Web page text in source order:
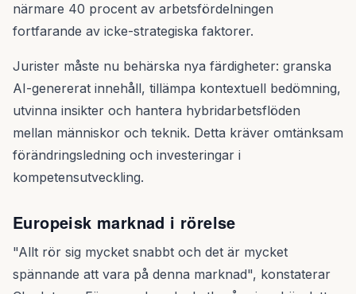
närmare 40 procent av arbetsfördelningen
fortfarande av icke-strategiska faktorer.
Jurister måste nu behärska nya färdigheter: granska
AI-genererat innehåll, tillämpa kontextuell bedömning,
utvinna insikter och hantera hybridarbetsflöden
mellan människor och teknik. Detta kräver omtänksam
förändringsledning och investeringar i
kompetensutveckling.
Europeisk marknad i rörelse
"Allt rör sig mycket snabbt och det är mycket
spännande att vara på denna marknad", konstaterar